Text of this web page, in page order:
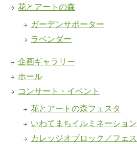
花とアートの森
ガーデンサポーター
ラベンダー
企画ギャラリー
ホール
コンサート・イベント
花とアートの森フェスタ
いわてまちイルミネーション
カレッジオブロック／フェス